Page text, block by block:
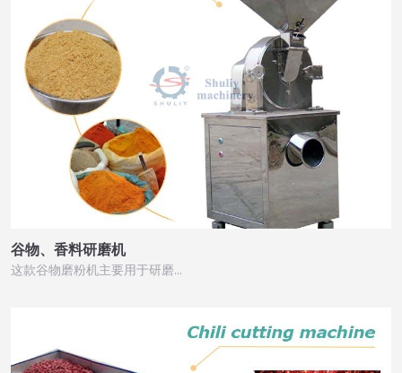
谷物、香料研磨机
这款谷物磨粉机主要用于研磨…